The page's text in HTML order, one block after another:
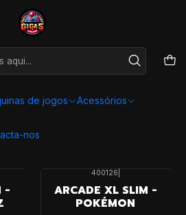
de jogos Acessórios
nos
de jogos Arcade Personalizadas
Anime/Manga
-
400126
ARCADE XL SLIM -
POKÉMON